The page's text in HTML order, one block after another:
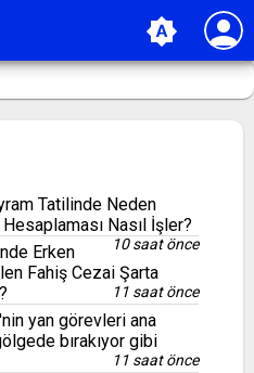
person
brightness_auto
Tatilinde Neden
Hesaplaması Nasıl İşler?
10 saat önce
Erken
Fahiş Cezai Şarta
11 saat önce
yan görevleri ana
bırakıyor gibi
11 saat önce